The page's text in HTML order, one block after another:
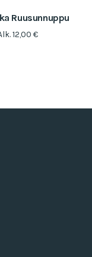
Ruusunnuppu
12,00 €